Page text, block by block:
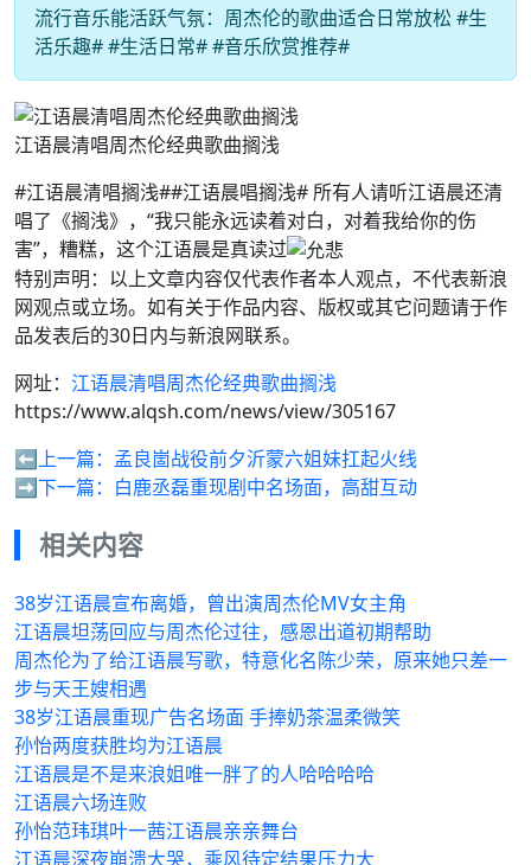
流行音乐能活跃气氛：周杰伦的歌曲适合日常放松 #生
活乐趣# #生活日常# #音乐欣赏推荐#
江语晨清唱周杰伦经典歌曲搁浅
#江语晨清唱搁浅##江语晨唱搁浅# 所有人请听江语晨还清
唱了《搁浅》，“我只能永远读着对白，对着我给你的伤
害”，糟糕，这个江语晨是真读过
特别声明：以上文章内容仅代表作者本人观点，不代表新浪
网观点或立场。如有关于作品内容、版权或其它问题请于作
品发表后的30日内与新浪网联系。
网址： 江语晨清唱周杰伦经典歌曲搁浅
https://www.alqsh.com/news/view/305167
⬅️上一篇： 孟良崮战役前夕沂蒙六姐妹扛起火线
➡️下一篇： 白鹿丞磊重现剧中名场面，高甜互动
相关内容
38岁江语晨宣布离婚，曾出演周杰伦MV女主角
江语晨坦荡回应与周杰伦过往，感恩出道初期帮助
周杰伦为了给江语晨写歌，特意化名陈少荣，原来她只差一
步与天王嫂相遇
38岁江语晨重现广告名场面 手捧奶茶温柔微笑
孙怡两度获胜均为江语晨
江语晨是不是来浪姐唯一胖了的人哈哈哈哈
江语晨六场连败
孙怡范玮琪叶一茜江语晨亲亲舞台
江语晨深夜崩溃大哭，乘风待定结果压力大